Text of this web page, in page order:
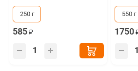
250 г
585
550 г
1750